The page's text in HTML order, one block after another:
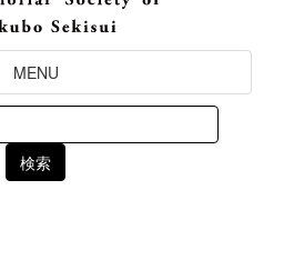
Toggle
Navigation
MENU